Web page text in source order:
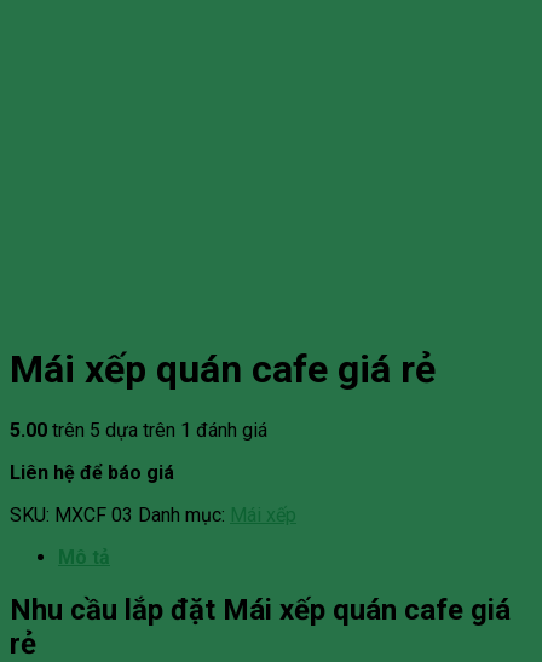
Mái xếp quán cafe giá rẻ
5.00 trên 5 dựa trên 1 đánh giá
Liên hệ để báo giá
SKU: MXCF 03 Danh mục: Mái xếp
Mô tả
Nhu cầu lắp đặt Mái xếp quán cafe giá
rẻ